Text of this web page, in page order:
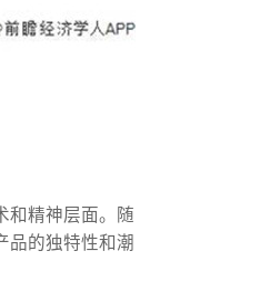
和精神层面。随
品的独特性和潮